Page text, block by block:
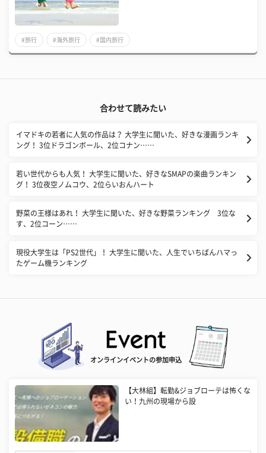
#旅行 #海外旅行 #国内旅行
合わせて読みたい
イマドキの若者に人気の作品は？ 大学生に聞いた、好きな漫画ランキ
ング！ 3位ドラゴンボール、2位コナン……
若い世代からも人気！ 大学生に聞いた、好きなSMAPの楽曲ランキン
グ！ 3位夜空ノムコウ、2位らいおんハート
野菜の王様はあれ！ 大学生に聞いた、好きな野菜ランキング 3位な
す、2位コーン……
現役大学生は「PS2世代」！ 大学生に聞いた、人生でいちばんハマっ
たゲーム機ランキング
オンラインイベントの参加申込
【大林組】転勤&ジョブローテは怖くな
い！九州の現場から設